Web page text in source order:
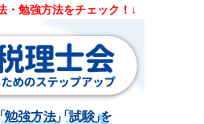
・勉強方法をチェック！↓